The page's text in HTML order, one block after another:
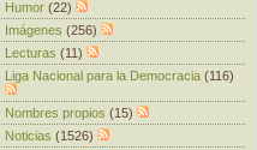
Humor (22)
Imágenes (256)
Lecturas (11)
Liga Nacional para la Democracia (116)
Nombres propios (15)
Noticias (1526)